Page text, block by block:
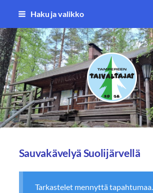
Siirry
sisältöön
Haku ja valikko
Tampereen
Sauvakävelyä Suolijärvellä
Tarkastelet mennyttä tapahtumaa.